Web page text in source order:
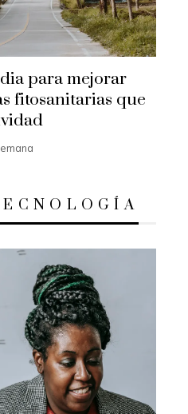
para mejorar
fitosanitarias que